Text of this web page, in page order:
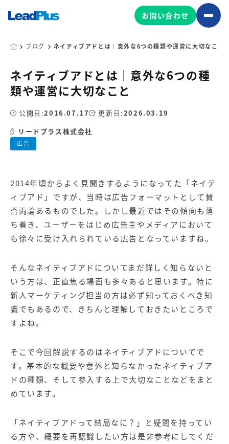
広告プロモーション
MA/CRM/SFA導入・運用
Web制作
マーケティングコンサルティング
Leadplus One
ボード
マーケティングサービスの製品
【店舗型ビジネス向け】エリ
ア
【金融機関向け】マーケティ
ング
【IT企業向け】マーケティン
グ
サービス
SNSアカウント運用代行サー
ビス（LINE）
広告プロモーションの製品
Web広告サービス
Web広告パッケージ
【塾・個別塾業界向け】新規
集客Web広告パッケージ
サイトアクセス増加パッケー
ジ
Web制作の製品
お問い合わせ
ブログ ネイティブアドとは｜意外な6つの種類や運営に大切なこと
ネイティブアドとは｜意外な6つの種
類や運営に大切なこと
広告
公開日:2016.07.17 更新日:2026.03.19
リードプラス株式会社
2014年頃からよく見聞きするようになってた「ネイテ
ィブアド」ですが、当時は広告フォーマットとして賛
否両論あるものでした。しかし最近ではその傾向も落
ち着き、ユーザーをはじめ広告主やメディアにおいて
も徐々に受け入れられている広告となっていますね。
そんなネイティブアドについてまだ詳しく知らないと
いう方は、正直焦る場面も多々あると思います。特に
新人マーケティング担当の方は必ず知っておくべき知
識でもあるので、きちんと理解しておきたいところで
すよね。
そこで今回解説するのはネイティブアドについてで
す。基本的な概要や意外と知らなかったネイティブア
ドの種類、そして参入する上で大切なことなどをまと
めています。
「ネイティブアドって結局なに？」と疑問を持ってい
る方や、概要を再認識したい方は是非参考にしてくだ